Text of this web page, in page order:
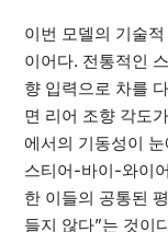
이번 모델의 기술
이어다. 전통적인
향 입력으로 차를
면 리어 조향 각도
에서의 기동성이
스티어-바이-와이
한 이들의 공통된
들지 않다”는 것이